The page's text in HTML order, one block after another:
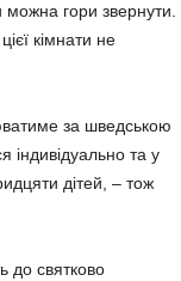
гори звернути.
кімнати не
за шведською
індивідуально та у
дітей, – тож
до святково